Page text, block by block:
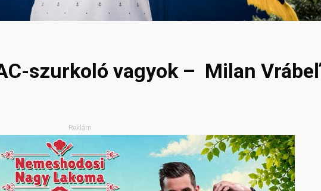
szurkoló vagyok – Milan Vrábeľ
Reklám